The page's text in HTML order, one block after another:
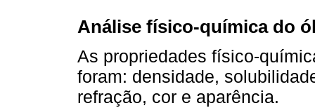
Análise físico-química do
As propriedades físico-
foram: densidade,
refração, cor e aparência.